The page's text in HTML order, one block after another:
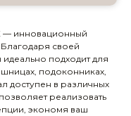
— инновационный
своей
подходит для
подоконниках,
доступен в различных
реализовать
экономя ваш